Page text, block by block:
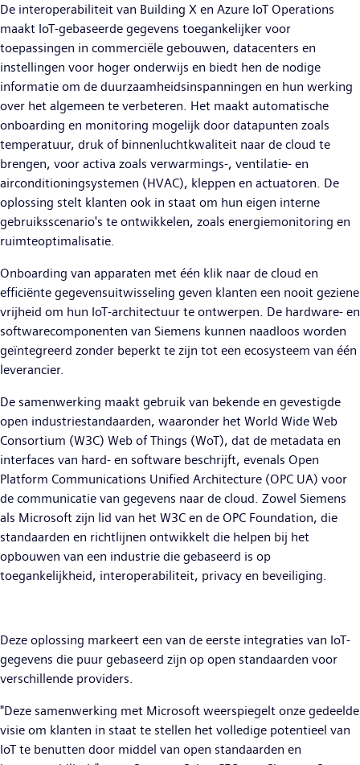
De interoperabiliteit van Building X en Azure IoT Operations
maakt IoT-gebaseerde gegevens toegankelijker voor
toepassingen in commerciële gebouwen, datacenters en
instellingen voor hoger onderwijs en biedt hen de nodige
informatie om de duurzaamheidsinspanningen en hun werking
over het algemeen te verbeteren. Het maakt automatische
onboarding en monitoring mogelijk door datapunten zoals
temperatuur, druk of binnenluchtkwaliteit naar de cloud te
brengen, voor activa zoals verwarmings-, ventilatie- en
airconditioningsystemen (HVAC), kleppen en actuatoren. De
oplossing stelt klanten ook in staat om hun eigen interne
gebruiksscenario's te ontwikkelen, zoals energiemonitoring en
ruimteoptimalisatie.
Onboarding van apparaten met één klik naar de cloud en
efficiënte gegevensuitwisseling geven klanten een nooit geziene
vrijheid om hun IoT-architectuur te ontwerpen. De hardware- en
softwarecomponenten van Siemens kunnen naadloos worden
geïntegreerd zonder beperkt te zijn tot een ecosysteem van één
leverancier.
De samenwerking maakt gebruik van bekende en gevestigde
open industriestandaarden, waaronder het World Wide Web
Consortium (W3C) Web of Things (WoT), dat de metadata en
interfaces van hard- en software beschrijft, evenals Open
Platform Communications Unified Architecture (OPC UA) voor
de communicatie van gegevens naar de cloud. Zowel Siemens
als Microsoft zijn lid van het W3C en de OPC Foundation, die
standaarden en richtlijnen ontwikkelt die helpen bij het
opbouwen van een industrie die gebaseerd is op
toegankelijkheid, interoperabiliteit, privacy en beveiliging.
Deze oplossing markeert een van de eerste integraties van IoT-
gegevens die puur gebaseerd zijn op open standaarden voor
verschillende providers.
"Deze samenwerking met Microsoft weerspiegelt onze gedeelde
visie om klanten in staat te stellen het volledige potentieel van
IoT te benutten door middel van open standaarden en